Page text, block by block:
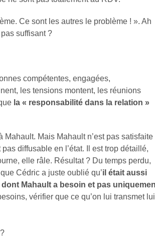
Ce sont les autres le problème ! ». Ah
suffisant ?
compétentes, engagées,
les tensions montent, les réunions
la « responsabilité dans la relation »
Mais Mahault n’est pas satisfaite
diffusable en l’état. Il est trop détaillé,
elle râle. Résultat ? Du temps perdu,
Cédric a juste oublié qu’il était aussi
Mahault a besoin et pas
vérifier que ce qu’on lui transmet lui